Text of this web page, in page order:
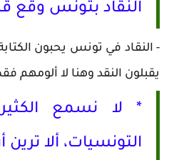
النقاد بتونس وقع
- النقاد في تونس يحبون
يقبلون النقد وهنا لا ألومهم
* لا نسمع
التونسيات، ألا